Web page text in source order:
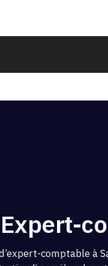
Expert-
comptable à